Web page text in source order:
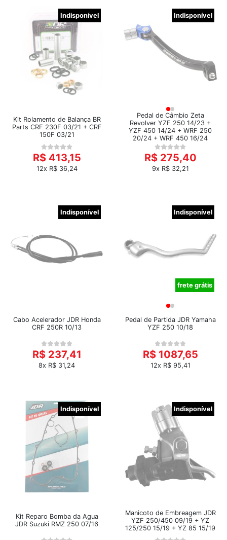
Indisponível
Kit Rolamento de Balança BR
Parts CRF 230F 03/21 + CRF
150F 03/21
R$ 413,15
12x R$ 36,24
Indisponível
Pedal de Câmbio Zeta
Revolver YZF 250 14/23 +
YZF 450 14/24 + WRF 250
20/24 + WRF 450 16/24
R$ 275,40
9x R$ 32,21
Indisponível
Cabo Acelerador JDR Honda
CRF 250R 10/13
R$ 237,41
8x R$ 31,24
Indisponível
frete grátis
Pedal de Partida JDR Yamaha
YZF 250 10/18
R$ 1087,65
12x R$ 95,41
Indisponível
Kit Reparo Bomba da Agua
JDR Suzuki RMZ 250 07/16
Indisponível
Manicoto de Embreagem JDR
YZF 250/450 09/19 + YZ
125/250 15/19 + YZ 85 15/19